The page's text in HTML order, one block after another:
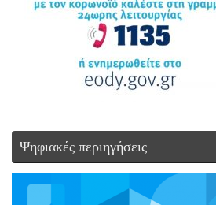
Ψηφιακές περιηγήσεις